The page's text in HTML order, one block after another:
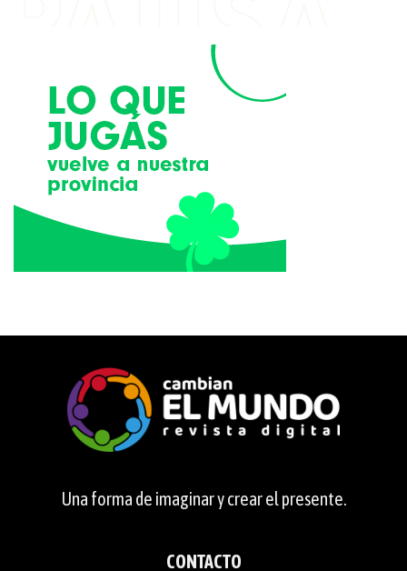
Una forma de imaginar y crear el presente.
CONTACTO